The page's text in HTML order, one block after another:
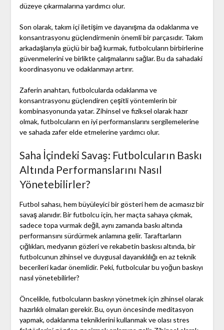
düzeye çıkarmalarına yardımcı olur.
Son olarak, takım içi iletişim ve dayanışma da odaklanma ve
konsantrasyonu güçlendirmenin önemli bir parçasıdır. Takım
arkadaşlarıyla güçlü bir bağ kurmak, futbolcuların birbirlerine
güvenmelerini ve birlikte çalışmalarını sağlar. Bu da sahadaki
koordinasyonu ve odaklanmayı artırır.
Zaferin anahtarı, futbolcularda odaklanma ve
konsantrasyonu güçlendiren çeşitli yöntemlerin bir
kombinasyonunda yatar. Zihinsel ve fiziksel olarak hazır
olmak, futbolcuların en iyi performanslarını sergilemelerine
ve sahada zafer elde etmelerine yardımcı olur.
Saha İçindeki Savaş: Futbolcuların Baskı
Altında Performanslarını Nasıl
Yönetebilirler?
Futbol sahası, hem büyüleyici bir gösteri hem de acımasız bir
savaş alanıdır. Bir futbolcu için, her maçta sahaya çıkmak,
sadece topa vurmak değil, aynı zamanda baskı altında
performansını sürdürmek anlamına gelir. Taraftarların
çığlıkları, medyanın gözleri ve rekabetin baskısı altında, bir
futbolcunun zihinsel ve duygusal dayanıklılığı en az teknik
becerileri kadar önemlidir. Peki, futbolcular bu yoğun baskıyı
nasıl yönetebilirler?
Öncelikle, futbolcuların baskıyı yönetmek için zihinsel olarak
hazırlıklı olmaları gerekir. Bu, oyun öncesinde meditasyon
yapmak, odaklanma tekniklerini kullanmak ve olası stres